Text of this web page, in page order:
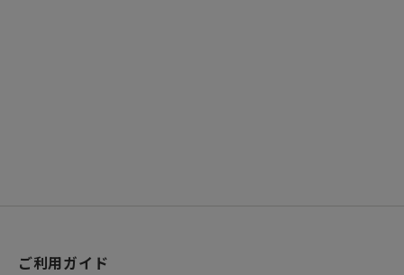
ご利用ガイド